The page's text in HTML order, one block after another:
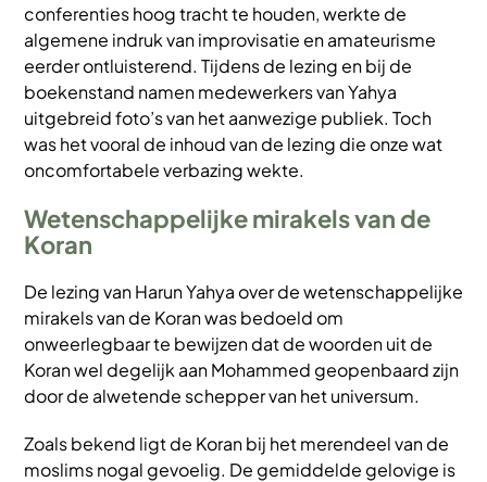
conferenties hoog tracht te houden, werkte de
algemene indruk van improvisatie en amateurisme
eerder ontluisterend. Tijdens de lezing en bij de
boekenstand namen medewerkers van Yahya
uitgebreid foto’s van het aanwezige publiek. Toch
was het vooral de inhoud van de lezing die onze wat
oncomfortabele verbazing wekte.
Wetenschappelijke mirakels van de
Koran
De lezing van Harun Yahya over de wetenschappelijke
mirakels van de Koran was bedoeld om
onweerlegbaar te bewijzen dat de woorden uit de
Koran wel degelijk aan Mohammed geopenbaard zijn
door de alwetende schepper van het universum.
Zoals bekend ligt de Koran bij het merendeel van de
moslims nogal gevoelig. De gemiddelde gelovige is